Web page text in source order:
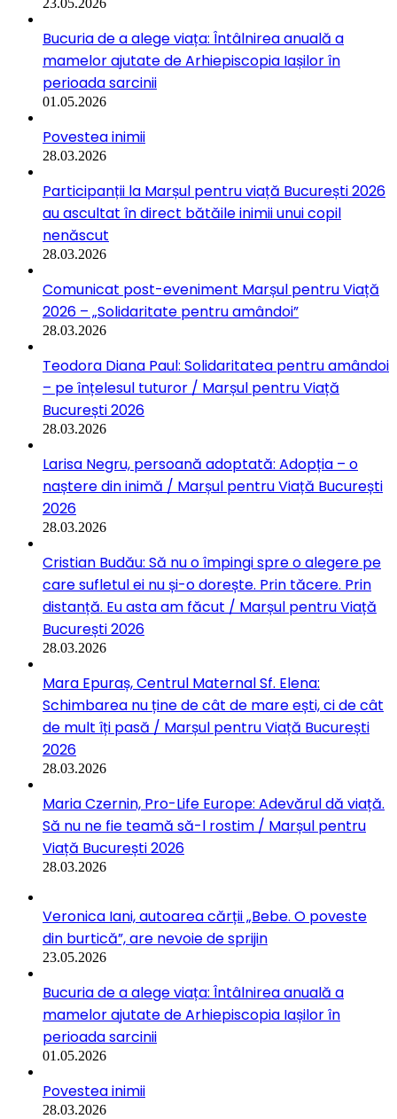
23.05.2026
Bucuria de a alege viața: Întâlnirea anuală a
mamelor ajutate de Arhiepiscopia Iașilor în
perioada sarcinii
01.05.2026
Povestea inimii
28.03.2026
Participanții la Marșul pentru viață București 2026
au ascultat în direct bătăile inimii unui copil
nenăscut
28.03.2026
Comunicat post-eveniment Marșul pentru Viață
2026 – „Solidaritate pentru amândoi”
28.03.2026
Teodora Diana Paul: Solidaritatea pentru amândoi
– pe înțelesul tuturor / Marșul pentru Viață
București 2026
28.03.2026
Larisa Negru, persoană adoptată: Adopția – o
naștere din inimă / Marșul pentru Viață București
2026
28.03.2026
Cristian Budău: Să nu o împingi spre o alegere pe
care sufletul ei nu și-o dorește. Prin tăcere. Prin
distanță. Eu asta am făcut / Marșul pentru Viață
București 2026
28.03.2026
Mara Epuraș, Centrul Maternal Sf. Elena:
Schimbarea nu ține de cât de mare ești, ci de cât
de mult îți pasă / Marșul pentru Viață București
2026
28.03.2026
Maria Czernin, Pro-Life Europe: Adevărul dă viață.
Să nu ne fie teamă să-l rostim / Marșul pentru
Viață București 2026
28.03.2026
Veronica Iani, autoarea cărții „Bebe. O poveste
din burtică”, are nevoie de sprijin
23.05.2026
Bucuria de a alege viața: Întâlnirea anuală a
mamelor ajutate de Arhiepiscopia Iașilor în
perioada sarcinii
01.05.2026
Povestea inimii
28.03.2026